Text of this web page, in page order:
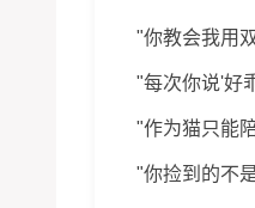
"你教会我用
"每次你说'好
"作为猫只能
"你捡到的不